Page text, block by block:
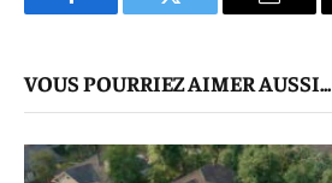
Facebook Twitter
E-
VOUS POURRIEZ AIMER AUSSI...